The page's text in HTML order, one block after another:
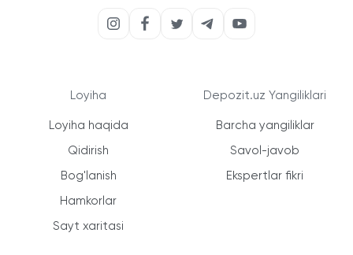
Loyiha
Loyiha haqida
Qidirish
Bog'lanish
Hamkorlar
Sayt xaritasi
Depozit.uz Yangiliklari
Barcha yangiliklar
Savol-javob
Ekspertlar fikri